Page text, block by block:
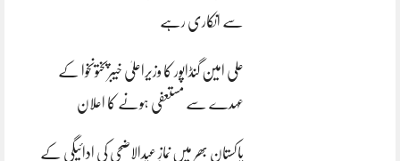
سے انکاری رہے
علی امین گنڈاپور کا وزیراعلیٰ خیبرپختونخوا کے
عہدے سے مستعفی ہونے کا اعلان
پاکستان بھر میں نمازِ عیدالاضحی کی ادائیگی کے